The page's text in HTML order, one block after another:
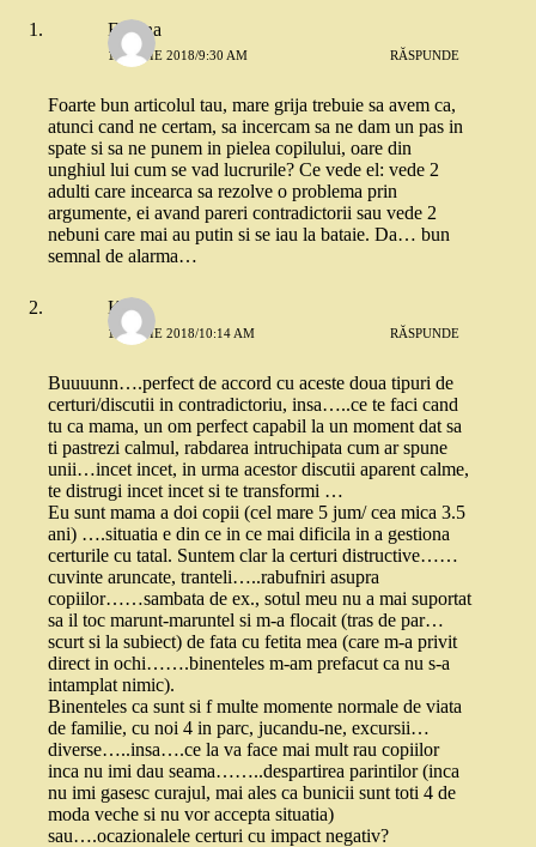
Florina
18 IUNIE 2018/9:30 AM RĂSPUNDE
Foarte bun articolul tau, mare grija trebuie sa avem ca,
atunci cand ne certam, sa incercam sa ne dam un pas in
spate si sa ne punem in pielea copilului, oare din
unghiul lui cum se vad lucrurile? Ce vede el: vede 2
adulti care incearca sa rezolve o problema prin
argumente, ei avand pareri contradictorii sau vede 2
nebuni care mai au putin si se iau la bataie. Da… bun
semnal de alarma…
K S
18 IUNIE 2018/10:14 AM RĂSPUNDE
Buuuunn….perfect de accord cu aceste doua tipuri de
certuri/discutii in contradictoriu, insa…..ce te faci cand
tu ca mama, un om perfect capabil la un moment dat sa
ti pastrezi calmul, rabdarea intruchipata cum ar spune
unii…incet incet, in urma acestor discutii aparent calme,
te distrugi incet incet si te transformi …
Eu sunt mama a doi copii (cel mare 5 jum/ cea mica 3.5
ani) ….situatia e din ce in ce mai dificila in a gestiona
certurile cu tatal. Suntem clar la certuri distructive……
cuvinte aruncate, tranteli…..rabufniri asupra
copiilor……sambata de ex., sotul meu nu a mai suportat
sa il toc marunt-maruntel si m-a flocait (tras de par…
scurt si la subiect) de fata cu fetita mea (care m-a privit
direct in ochi…….binenteles m-am prefacut ca nu s-a
intamplat nimic).
Binenteles ca sunt si f multe momente normale de viata
de familie, cu noi 4 in parc, jucandu-ne, excursii…
diverse…..insa….ce la va face mai mult rau copiilor
inca nu imi dau seama……..despartirea parintilor (inca
nu imi gasesc curajul, mai ales ca bunicii sunt toti 4 de
moda veche si nu vor accepta situatia)
sau….ocazionalele certuri cu impact negativ?